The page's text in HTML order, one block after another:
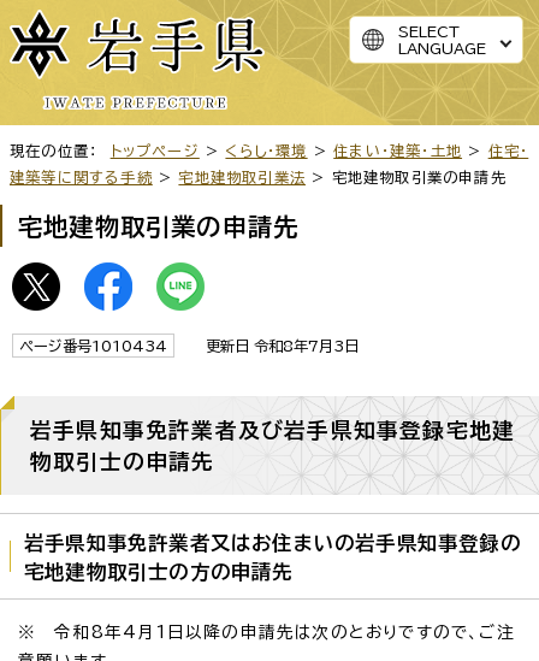
SELECT
LANGUAGE
現在の位置： トップページ > くらし・環境 >住まい・建築・土地 > 住宅・
建築等に関する手続 >宅地建物取引業法 > 宅地建物取引業の申請先
宅地建物取引業の申請先
ページ番号1010434 更新日 令和8年7月3日
岩手県知事免許業者及び岩手県知事登録宅地建
物取引士の申請先
岩手県知事免許業者又はお住まいの岩手県知事登録の
宅地建物取引士の方の申請先
※ 令和8年4月1日以降の申請先は次のとおりですので、ご注